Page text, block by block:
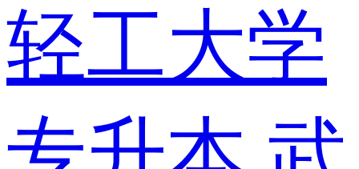
轻工大学